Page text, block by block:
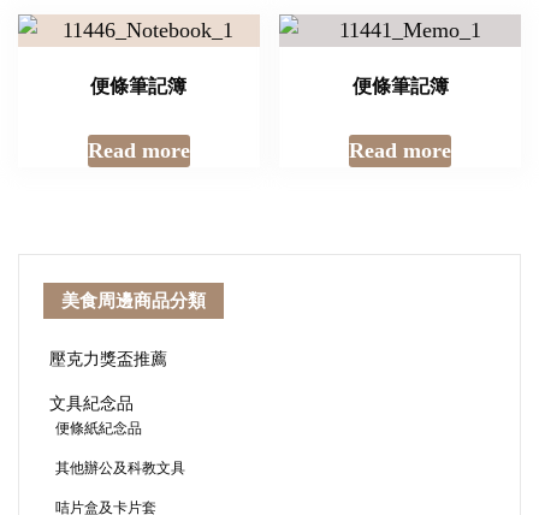
便條筆記簿
Read more
便條筆記簿
Read more
美食周邊商品分類
壓克力獎盃推薦
文具紀念品
便條紙紀念品
其他辦公及科教文具
咭片盒及卡片套